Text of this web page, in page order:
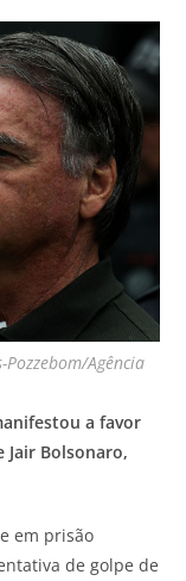
Agência
a favor
Bolsonaro,
em prisão
de golpe de